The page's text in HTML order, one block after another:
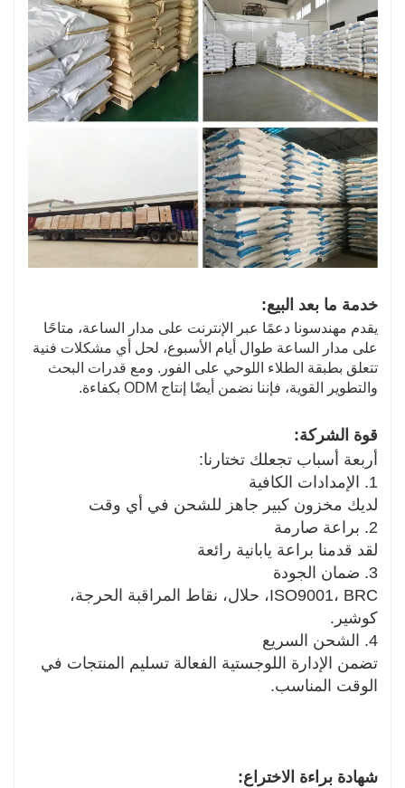
خدمة ما بعد البيع:
يقدم مهندسونا دعمًا عبر الإنترنت على مدار الساعة، متاحًا
على مدار الساعة طوال أيام الأسبوع، لحل أي مشكلات فنية
تتعلق بطبقة الطلاء اللوحي على الفور. ومع قدرات البحث
والتطوير القوية، فإننا نضمن أيضًا إنتاج ODM بكفاءة.
قوة الشركة:
أربعة أسباب تجعلك تختارنا:
1. الإمدادات الكافية
لديك مخزون كبير جاهز للشحن في أي وقت
2. براعة صارمة
لقد قدمنا ​​براعة يابانية رائعة
3. ضمان الجودة
ISO9001، BRC، حلال، نقاط المراقبة الحرجة،
كوشير.
4. الشحن السريع
تضمن الإدارة اللوجستية الفعالة تسليم المنتجات في
الوقت المناسب.
شهادة براءة الاختراع: